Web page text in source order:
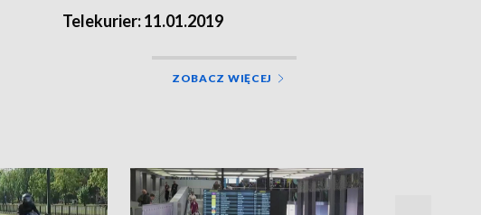
Telekurier: 11.01.2019
ZOBACZ WIĘCEJ